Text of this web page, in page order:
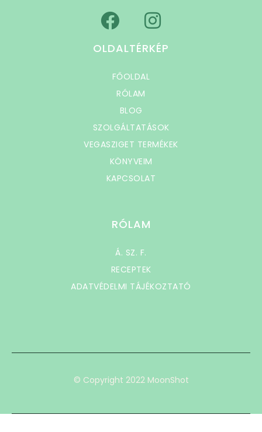
OLDALTÉRKÉP
FŐOLDAL
RÓLAM
BLOG
SZOLGÁLTATÁSOK
VEGASZIGET TERMÉKEK
KÖNYVEIM
KAPCSOLAT
RÓLAM
Á. SZ. F.
RECEPTEK
ADATVÉDELMI TÁJÉKOZTATÓ
© Copyright 2022 MoonShot